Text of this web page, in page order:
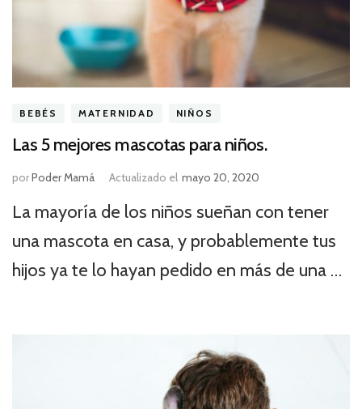
BEBÉS MATERNIDAD NIÑOS
Las 5 mejores mascotas para niños.
porPoder Mamá Actualizado el mayo 20, 2020
La mayoría de los niños sueñan con tener
una mascota en casa, y probablemente tus
hijos ya te lo hayan pedido en más de una …